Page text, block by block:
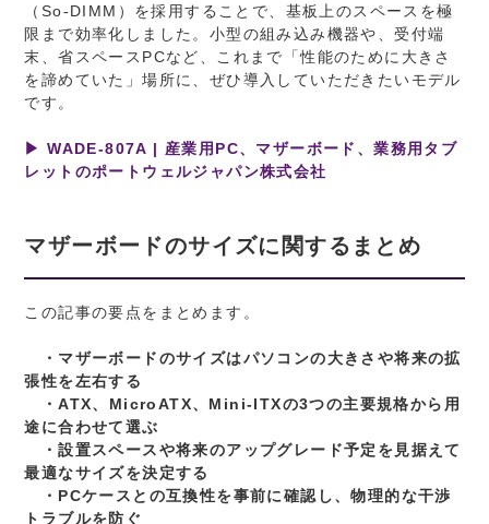
（So-DIMM）を採用することで、基板上のスペースを極
限まで効率化しました。小型の組み込み機器や、受付端
末、省スペースPCなど、これまで「性能のために大きさ
を諦めていた」場所に、ぜひ導入していただきたいモデル
です。
▶ WADE-807A | 産業用PC、マザーボード、業務用タブ
レットのポートウェルジャパン株式会社
マザーボードのサイズに関するまとめ
この記事の要点をまとめます。
・マザーボードのサイズはパソコンの大きさや将来の拡
張性を左右する
・ATX、MicroATX、Mini-ITXの3つの主要規格から用
途に合わせて選ぶ
・設置スペースや将来のアップグレード予定を見据えて
最適なサイズを決定する
・PCケースとの互換性を事前に確認し、物理的な干渉
トラブルを防ぐ